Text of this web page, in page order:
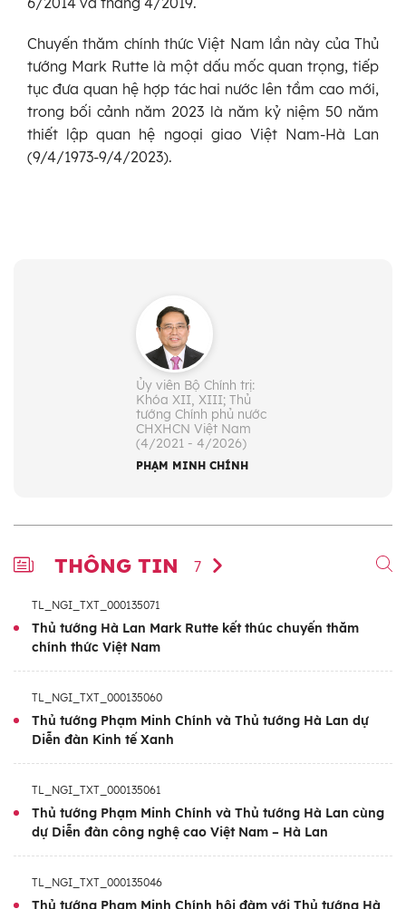
Chuyến thăm chính thức Việt Nam lần này của Thủ
tướng Mark Rutte là một dấu mốc quan trọng, tiếp
tục đưa quan hệ hợp tác hai nước lên tầm cao mới,
trong bối cảnh năm 2023 là năm kỷ niệm 50 năm
thiết lập quan hệ ngoại giao Việt Nam-Hà Lan
(9/4/1973-9/4/2023).
Ủy viên Bộ Chính trị:
Khóa XII, XIII; Thủ
tướng Chính phủ nước
CHXHCN Việt Nam
(4/2021 - 4/2026)
PHẠM MINH CHÍNH
THÔNG TIN 7
TL_NGI_TXT_000135071
Thủ tướng Hà Lan Mark Rutte kết thúc chuyến thăm
chính thức Việt Nam
TL_NGI_TXT_000135060
Thủ tướng Phạm Minh Chính và Thủ tướng Hà Lan dự
Diễn đàn Kinh tế Xanh
TL_NGI_TXT_000135061
Thủ tướng Phạm Minh Chính và Thủ tướng Hà Lan cùng
dự Diễn đàn công nghệ cao Việt Nam – Hà Lan
TL_NGI_TXT_000135046
Thủ tướng Phạm Minh Chính hội đàm với Thủ tướng Hà